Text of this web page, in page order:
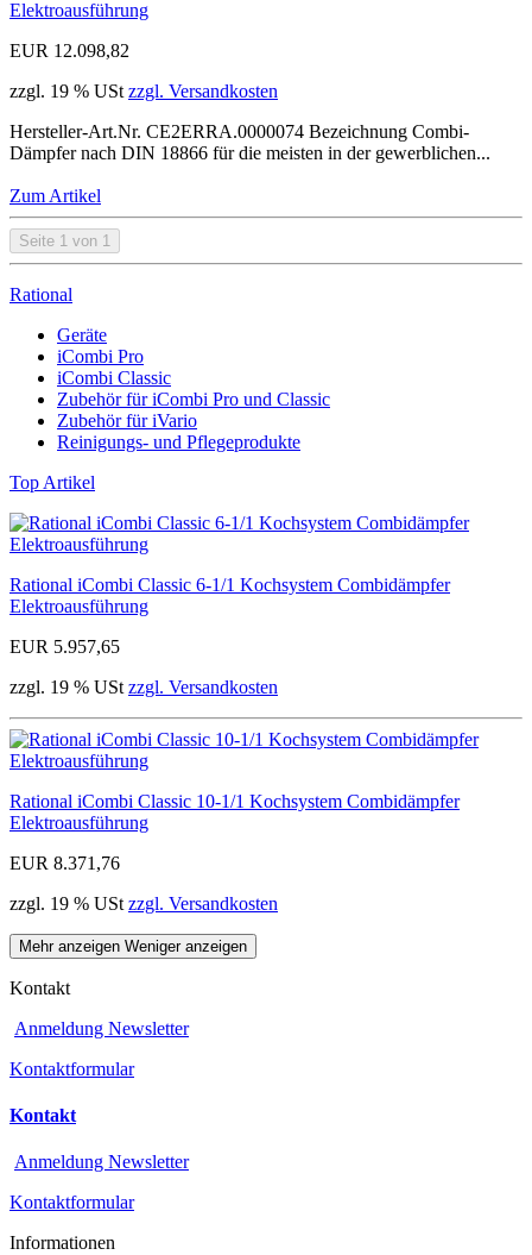
Elektroausführung
EUR 12.098,82
zzgl. 19 % USt zzgl. Versandkosten
Hersteller-Art.Nr. CE2ERRA.0000074 Bezeichnung Combi-
Dämpfer nach DIN 18866 für die meisten in der gewerblichen...
Zum Artikel
Seite 1 von 1
Rational
Geräte
iCombi Pro
iCombi Classic
Zubehör für iCombi Pro und Classic
Zubehör für iVario
Reinigungs- und Pflegeprodukte
Top Artikel
Rational iCombi Classic 6-1/1 Kochsystem Combidämpfer
Elektroausführung
EUR 5.957,65
zzgl. 19 % USt zzgl. Versandkosten
Rational iCombi Classic 10-1/1 Kochsystem Combidämpfer
Elektroausführung
EUR 8.371,76
zzgl. 19 % USt zzgl. Versandkosten
Mehr anzeigen Weniger anzeigen
Kontakt
Anmeldung Newsletter
Kontaktformular
Kontakt
Anmeldung Newsletter
Kontaktformular
Informationen